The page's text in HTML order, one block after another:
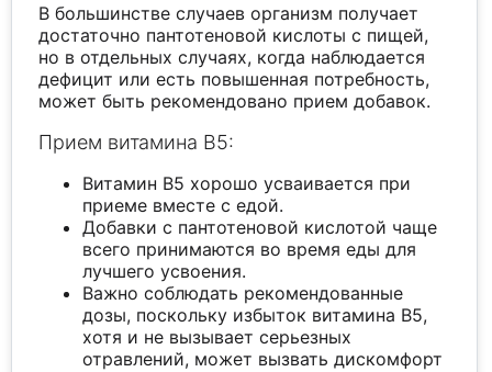
В большинстве случаев организм получает
достаточно пантотеновой кислоты с пищей,
но в отдельных случаях, когда наблюдается
дефицит или есть повышенная потребность,
может быть рекомендовано прием добавок.
Прием витамина B5:
Витамин B5 хорошо усваивается при
приеме вместе с едой.
Добавки с пантотеновой кислотой чаще
всего принимаются во время еды для
лучшего усвоения.
Важно соблюдать рекомендованные
дозы, поскольку избыток витамина B5,
хотя и не вызывает серьезных
отравлений, может вызвать дискомфорт